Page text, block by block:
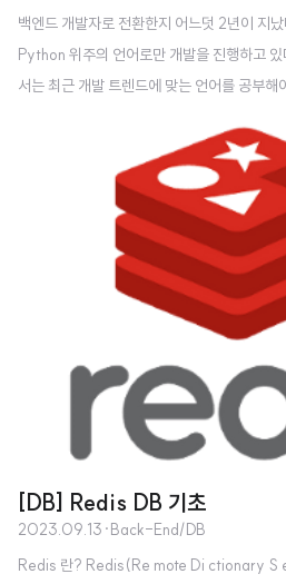
백엔드 개발자로 전환한지 어느덧 2년이 지
Python 위주의 언어로만 개발을 진행하고
서는 최근 개발 트렌드에 맞는 언어를 공부해
등 다른 언어를 두고서 코틀린을 선택한 이유
동향으로 볼 때 많은 프로젝트에서 사용되고
이드 개발에서도 쓰인다는 점이다.개발 동향
큰 장점은 개발 정보를 얻거나 타인에게 도움
다. 초심자 입장에서는 학습을 할 수 있는 정
[DB] Redis DB 기초
2023.09.13 · Back-End/DB
Redis 란? Redis(Re mote Di ctionary S